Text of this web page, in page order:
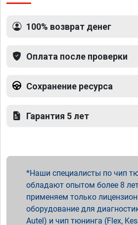
100% возврат денег
Оплата после проверки
Сохранение ресурса
Гарантия 5 лет
Наши специалисты по чип
обладают опытом более 8
применяем только
оборудование для
Autel) и чип тюнинга (Flex,